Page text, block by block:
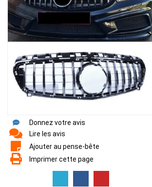
Donnez votre avis
Lire les avis
Ajouter au pense-bête
Imprimer cette page